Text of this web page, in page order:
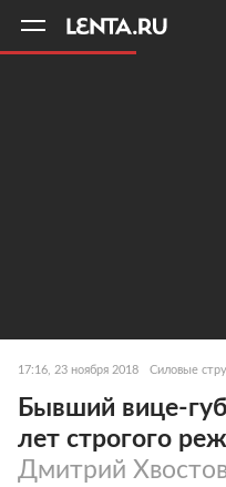
17:16, 23 ноября 2018 Силовые
Бывший вице-
лет строгого
Дмитрий